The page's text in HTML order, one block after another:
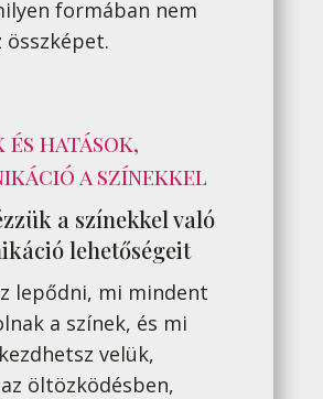
formában nem
összképet.
és hatások,
a színekkel
a színekkel való
lehetőségeit
lepődni, mi mindent
a színek, és mi
velük,
öltözködésben,